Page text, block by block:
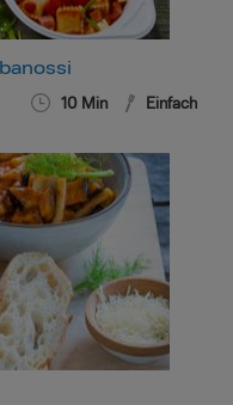
10 Min Einfach